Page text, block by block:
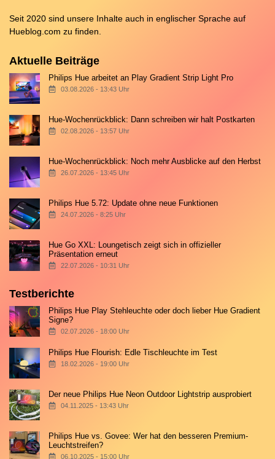
Seit 2020 sind unsere Inhalte auch in englischer Sprache auf
Hueblog.com zu finden.
Aktuelle Beiträge
Philips Hue arbeitet an Play Gradient Strip Light Pro
03.08.2026 - 13:43 Uhr
Hue-Wochenrückblick: Dann schreiben wir halt Postkarten
02.08.2026 - 13:57 Uhr
Hue-Wochenrückblick: Noch mehr Ausblicke auf den Herbst
26.07.2026 - 13:45 Uhr
Philips Hue 5.72: Update ohne neue Funktionen
24.07.2026 - 8:25 Uhr
Hue Go XXL: Loungetisch zeigt sich in offizieller
Präsentation erneut
22.07.2026 - 10:31 Uhr
Testberichte
Philips Hue Play Stehleuchte oder doch lieber Hue Gradient
Signe?
02.07.2026 - 18:00 Uhr
Philips Hue Flourish: Edle Tischleuchte im Test
18.02.2026 - 19:00 Uhr
Der neue Philips Hue Neon Outdoor Lightstrip ausprobiert
04.11.2025 - 13:43 Uhr
Philips Hue vs. Govee: Wer hat den besseren Premium-
Leuchtstreifen?
06.10.2025 - 15:00 Uhr